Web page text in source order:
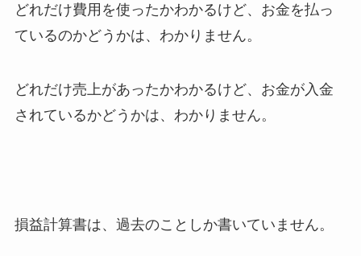
どれだけ費用を使ったかわかるけど、お金を払っ
ているのかどうかは、わかりません。
どれだけ売上があったかわかるけど、お金が入金
されているかどうかは、わかりません。
損益計算書は、過去のことしか書いていません。